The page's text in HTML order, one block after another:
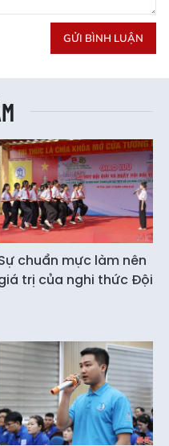
GỬI BÌNH LUẬN
chuẩn mực làm nên
trị của nghi thức Đội